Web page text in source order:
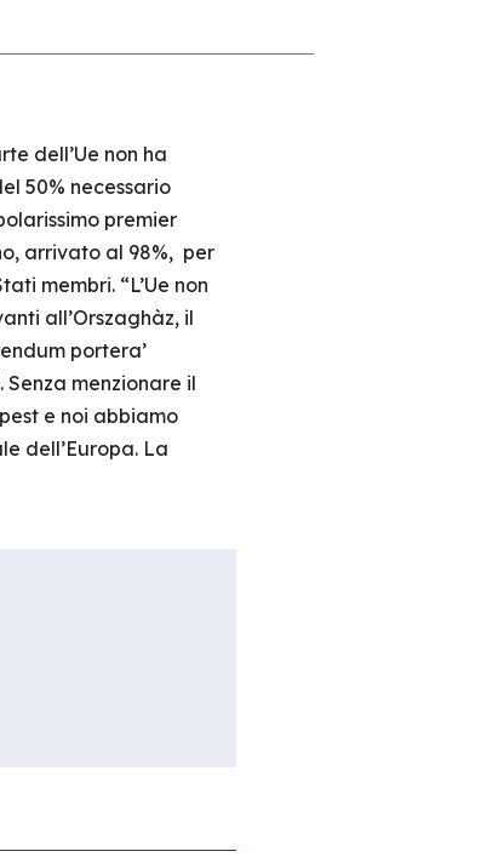
dell’Ue non ha
50% necessario
premier
arrivato al 98%, per
membri. “L’Ue non
all’Orszaghàz, il
portera’
menzionare il
e noi abbiamo
dell’Europa. La